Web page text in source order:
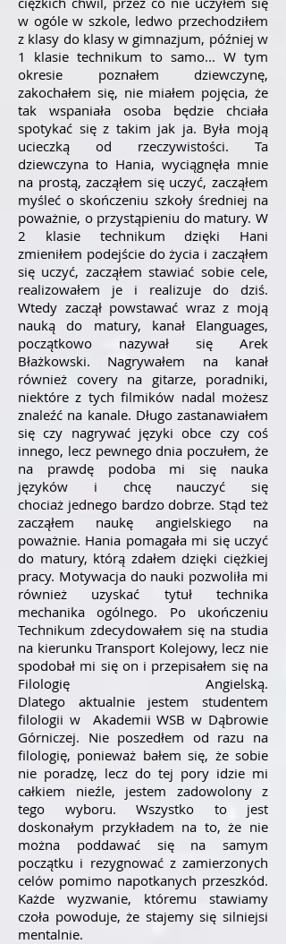
w ogóle w szkole, ledwo przechodziłem
z klasy do klasy w gimnazjum, później w
1 klasie technikum to samo... W tym
okresie poznałem dziewczynę,
zakochałem się, nie miałem pojęcia, że
tak wspaniała osoba będzie chciała
spotykać się z takim jak ja. Była moją
ucieczką od rzeczywistości. Ta
dziewczyna to Hania, wyciągnęła mnie
na prostą, zacząłem się uczyć, zacząłem
myśleć o skończeniu szkoły średniej na
poważnie, o przystąpieniu do matury. W
2 klasie technikum dzięki Hani
zmieniłem podejście do życia i zacząłem
się uczyć, zacząłem stawiać sobie cele,
realizowałem je i realizuje do dziś.
Wtedy zaczął powstawać wraz z moją
nauką do matury, kanał Elanguages,
początkowo nazywał się Arek
Błażkowski. Nagrywałem na kanał
również covery na gitarze, poradniki,
niektóre z tych filmików nadal możesz
znaleźć na kanale. Długo zastanawiałem
się czy nagrywać języki obce czy coś
innego, lecz pewnego dnia poczułem, że
na prawdę podoba mi się nauka
języków i chcę nauczyć się
chociaż jednego bardzo dobrze. Stąd też
zacząłem naukę angielskiego na
poważnie. Hania pomagała mi się uczyć
do matury, którą zdałem dzięki ciężkiej
pracy. Motywacja do nauki pozwoliła mi
również uzyskać tytuł technika
mechanika ogólnego. Po ukończeniu
Technikum zdecydowałem się na studia
na kierunku Transport Kolejowy, lecz nie
spodobał mi się on i przepisałem się na
Filologię Angielską.
Dlatego aktualnie jestem studentem
filologii w Akademii WSB w Dąbrowie
Górniczej. Nie poszedłem od razu na
filologię, ponieważ bałem się, że sobie
nie poradzę, lecz do tej pory idzie mi
całkiem nieźle, jestem zadowolony z
tego wyboru. Wszystko to jest
doskonałym przykładem na to, że nie
można poddawać się na samym
początku i rezygnować z zamierzonych
celów pomimo napotkanych przeszkód.
Każde wyzwanie, któremu stawiamy
czoła powoduje, że stajemy się silniejsi
mentalnie.